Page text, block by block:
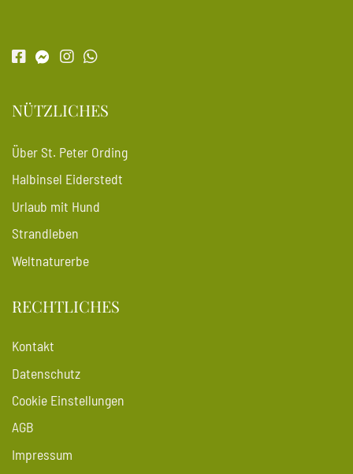
NÜTZLICHES
Über St. Peter Ording
Halbinsel Eiderstedt
Urlaub mit Hund
Strandleben
Weltnaturerbe
RECHTLICHES
Kontakt
Datenschutz
Cookie Einstellungen
AGB
Impressum